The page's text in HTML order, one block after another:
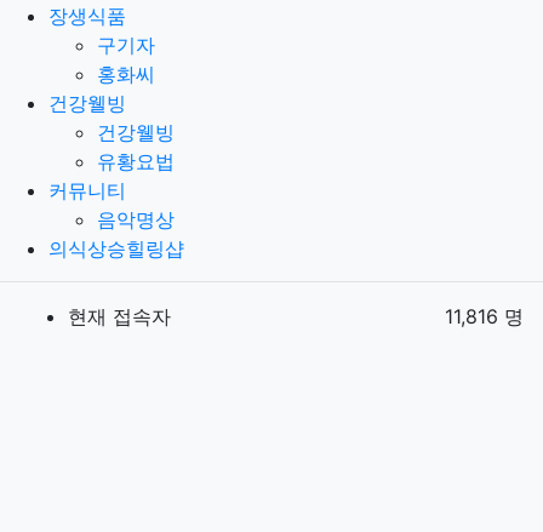
장생식품
구기자
홍화씨
건강웰빙
건강웰빙
유황요법
커뮤니티
음악명상
의식상승힐링샵
현재 접속자 11,816 명